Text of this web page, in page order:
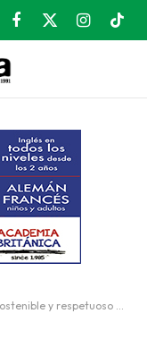
Facebook
X
Instagram
con el medioambiente